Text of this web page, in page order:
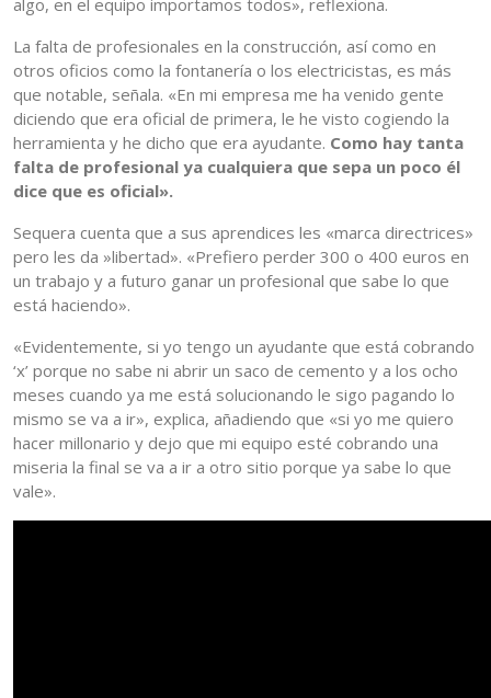
algo, en el equipo importamos todos», reflexiona.
La falta de profesionales en la construcción, así como en
otros oficios como la fontanería o los electricistas, es más
que notable, señala. «En mi empresa me ha venido gente
diciendo que era oficial de primera, le he visto cogiendo la
herramienta y he dicho que era ayudante. Como hay tanta
falta de profesional ya cualquiera que sepa un poco él
dice que es oficial».
Sequera cuenta que a sus aprendices les «marca directrices»
pero les da »libertad». «Prefiero perder 300 o 400 euros en
un trabajo y a futuro ganar un profesional que sabe lo que
está haciendo».
«Evidentemente, si yo tengo un ayudante que está cobrando
‘x’ porque no sabe ni abrir un saco de cemento y a los ocho
meses cuando ya me está solucionando le sigo pagando lo
mismo se va a ir», explica, añadiendo que «si yo me quiero
hacer millonario y dejo que mi equipo esté cobrando una
miseria la final se va a ir a otro sitio porque ya sabe lo que
vale».